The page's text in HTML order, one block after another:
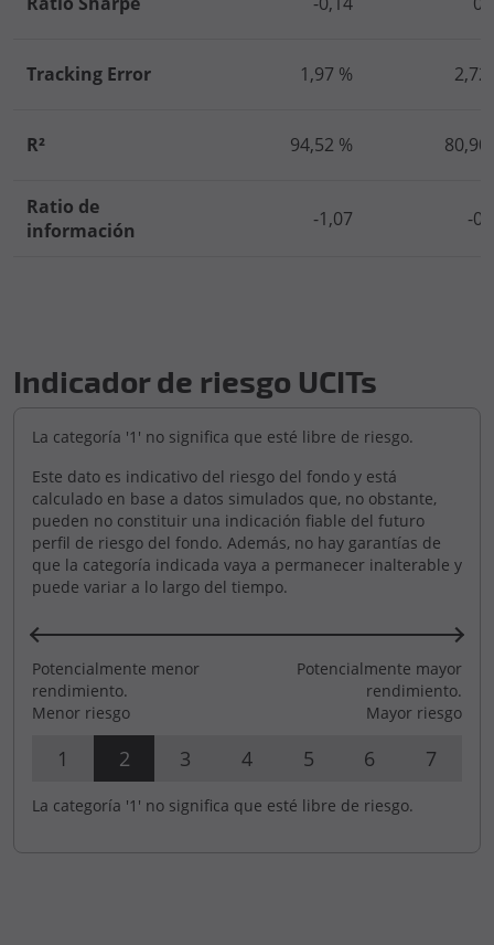
Tracking Error 1,97 % 2,72
R² 94,52 % 80,90
Ratio de
información
-1,07 -
Indicador de riesgo UCITs
La categoría '1' no significa que esté libre de riesgo.
Este dato es indicativo del riesgo del fondo y está
calculado en base a datos simulados que, no obstante,
pueden no constituir una indicación fiable del futuro
perfil de riesgo del fondo. Además, no hay garantías de
que la categoría indicada vaya a permanecer inalterable y
puede variar a lo largo del tiempo.
Potencialmente menor
rendimiento.
Menor riesgo
Potencialmente mayor
rendimiento.
Mayor riesgo
1 2 3 4 5 6 7
La categoría '1' no significa que esté libre de riesgo.